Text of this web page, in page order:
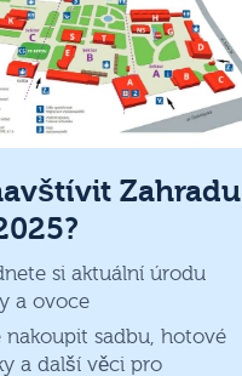
Zahradu
si aktuální úrodu
a ovoce
nakoupit sadbu, hotové
a další věci pro